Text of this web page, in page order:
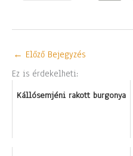
← Előző Bejegyzés
Ez is érdekelheti:
Kállósemjéni rakott burgonya